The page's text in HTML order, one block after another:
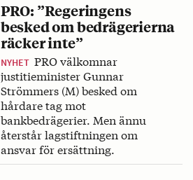
PRO: ”Regeringens
besked om bedrägerierna
räcker inte”
NYHET PRO välkomnar
justitieminister Gunnar
Strömmers (M) besked om
hårdare tag mot
bankbedrägerier. Men ännu
återstår lagstiftningen om
ansvar för ersättning.